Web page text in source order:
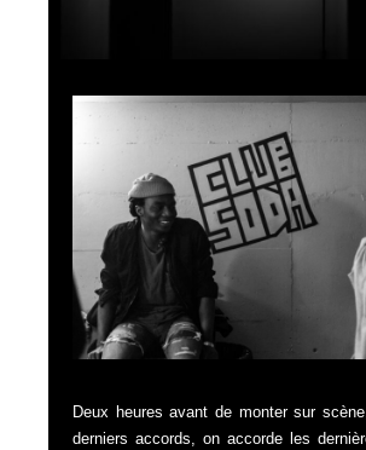
Deux heures avant de monter sur
derniers accords, on accorde les